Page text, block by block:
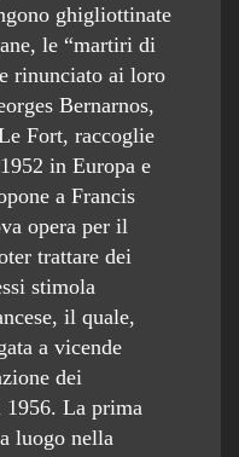
ghigliottinate
le “martiri di
rinunciato ai loro
Bernarnos,
Fort, raccoglie
in Europa e
a Francis
opera per il
trattare dei
stimola
il quale,
a vicende
dei
1956. La prima
luogo nella